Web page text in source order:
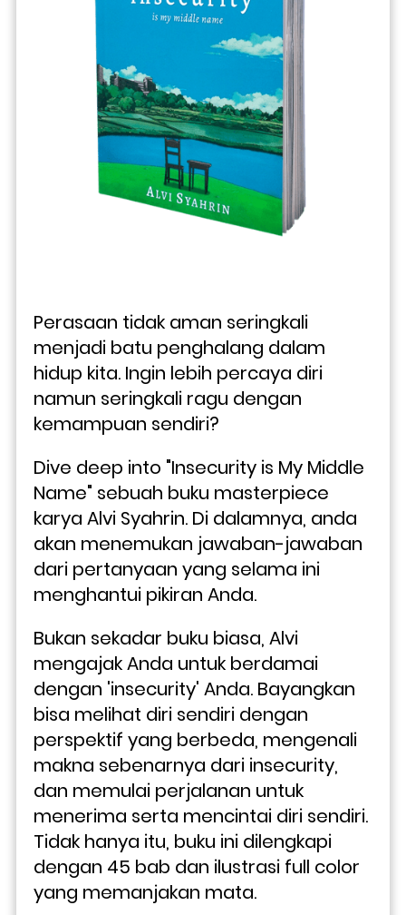
Perasaan tidak aman seringkali
menjadi batu penghalang dalam
hidup kita. Ingin lebih percaya diri
namun seringkali ragu dengan
kemampuan sendiri?
Dive deep into "Insecurity is My Middle
Name" sebuah buku masterpiece
karya Alvi Syahrin. Di dalamnya, anda
akan menemukan jawaban-jawaban
dari pertanyaan yang selama ini
menghantui pikiran Anda.
Bukan sekadar buku biasa, Alvi
mengajak Anda untuk berdamai
dengan 'insecurity' Anda. Bayangkan
bisa melihat diri sendiri dengan
perspektif yang berbeda, mengenali
makna sebenarnya dari insecurity,
dan memulai perjalanan untuk
menerima serta mencintai diri sendiri.
Tidak hanya itu, buku ini dilengkapi
dengan 45 bab dan ilustrasi full color
yang memanjakan mata.